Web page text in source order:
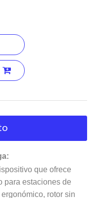
que ofrece
para estaciones de
rotor sin